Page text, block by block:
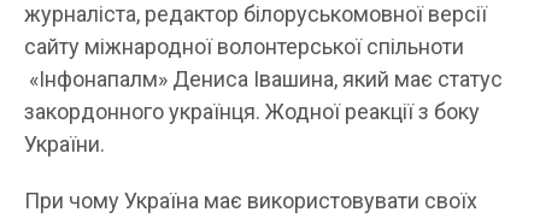
журналіста, редактор білоруськомовної версії
сайту міжнародної волонтерської спільноти
«Інфонапалм» Дениса Івашина, який має статус
закордонного українця. Жодної реакції з боку
України.
При чому Україна має використовувати своїх